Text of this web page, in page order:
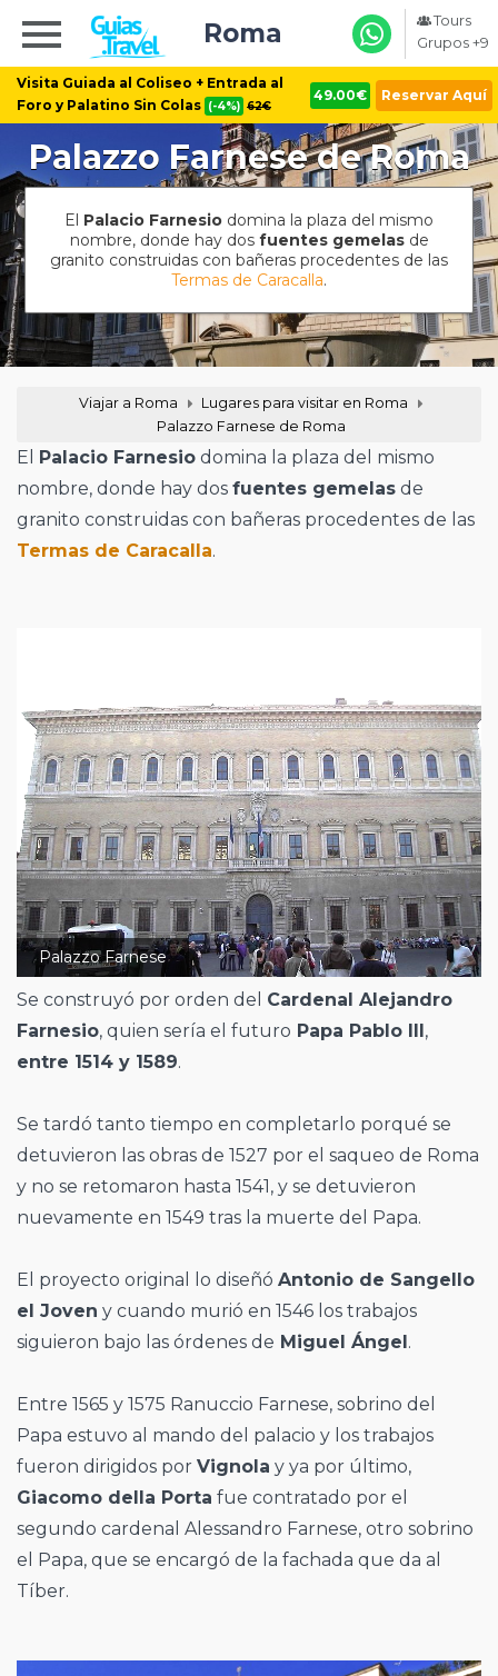
Visita Guiada al Coliseo + Entrada al
Foro y Palatino Sin Colas (-4%) 62€
49.00€ Reservar Aquí
Roma
Tours
Grupos +9
Palazzo Farnese de Roma
El Palacio Farnesio domina la plaza del mismo
nombre, donde hay dos fuentes gemelasde
granito construidas con bañeras procedentes de las
Termas de Caracalla.
Viajar a Roma
Lugares para visitar en Roma
Palazzo Farnese de Roma
El Palacio Farnesio domina la plaza del mismo
nombre, donde hay dos fuentes gemelas de
granito construidas con bañeras procedentes de las
Termas de Caracalla.
Palazzo Farnese
Se construyó por orden del Cardenal Alejandro
Farnesio, quien sería el futuro Papa Pablo III,
entre 1514 y 1589.
Se tardó tanto tiempo en completarlo porqué se
detuvieron las obras de 1527 por el saqueo de Roma
y no se retomaron hasta 1541, y se detuvieron
nuevamente en 1549 tras la muerte del Papa.
El proyecto original lo diseñó Antonio de Sangello
el Joven y cuando murió en 1546 los trabajos
siguieron bajo las órdenes de Miguel Ángel.
Entre 1565 y 1575 Ranuccio Farnese, sobrino del
Papa estuvo al mando del palacio y los trabajos
fueron dirigidos por Vignola y ya por último,
Giacomo della Porta fue contratado por el
segundo cardenal Alessandro Farnese, otro sobrino
el Papa, que se encargó de la fachada que da al
Tíber.